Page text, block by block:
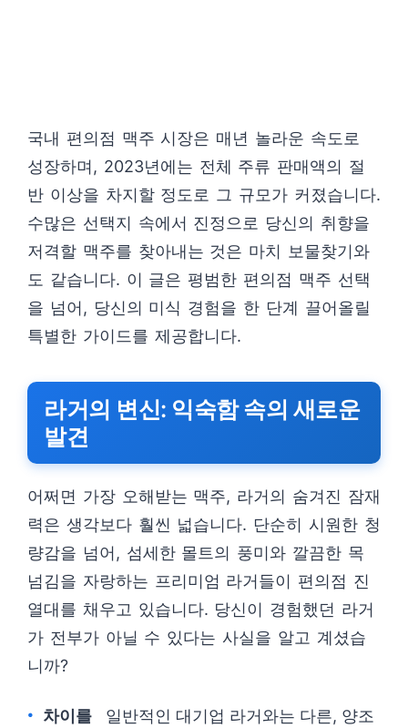
국내 편의점 맥주 시장은 매년 놀라운 속도로
성장하며, 2023년에는 전체 주류 판매액의 절
반 이상을 차지할 정도로 그 규모가 커졌습니다.
수많은 선택지 속에서 진정으로 당신의 취향을
저격할 맥주를 찾아내는 것은 마치 보물찾기와
도 같습니다. 이 글은 평범한 편의점 맥주 선택
을 넘어, 당신의 미식 경험을 한 단계 끌어올릴
특별한 가이드를 제공합니다.
라거의 변신: 익숙함 속의 새로운
발견
어쩌면 가장 오해받는 맥주, 라거의 숨겨진 잠재
력은 생각보다 훨씬 넓습니다. 단순히 시원한 청
량감을 넘어, 섬세한 몰트의 풍미와 깔끔한 목
넘김을 자랑하는 프리미엄 라거들이 편의점 진
열대를 채우고 있습니다. 당신이 경험했던 라거
가 전부가 아닐 수 있다는 사실을 알고 계셨습
니까?
차이를
일반적인 대기업 라거와는 다른, 양조